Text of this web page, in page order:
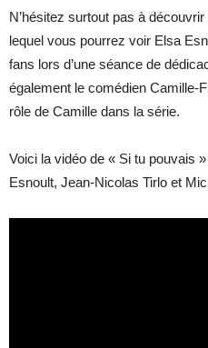
N’hésitez surtout pas à
lequel vous pourrez voir Elsa
fans lors d’une séance de
également le comédien Camille-
rôle de Camille dans la série.
Voici la vidéo de « Si tu pouvais
Esnoult, Jean-Nicolas Tirlo et